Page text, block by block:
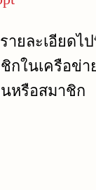
ายละเอียดไ
ในเครือข่า
หรือสมาชิก